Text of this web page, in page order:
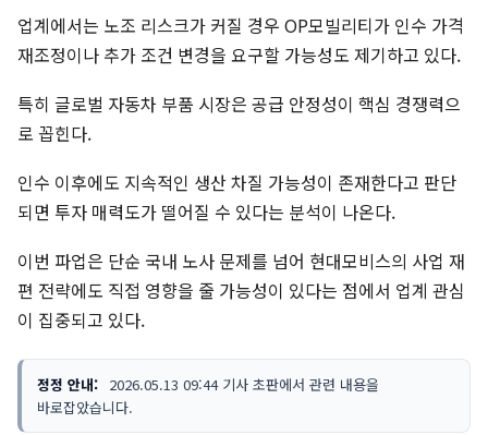
업계에서는 노조 리스크가 커질 경우 OP모빌리티가 인수 가격
재조정이나 추가 조건 변경을 요구할 가능성도 제기하고 있다.
특히 글로벌 자동차 부품 시장은 공급 안정성이 핵심 경쟁력으
로 꼽힌다.
인수 이후에도 지속적인 생산 차질 가능성이 존재한다고 판단
되면 투자 매력도가 떨어질 수 있다는 분석이 나온다.
이번 파업은 단순 국내 노사 문제를 넘어 현대모비스의 사업 재
편 전략에도 직접 영향을 줄 가능성이 있다는 점에서 업계 관심
이 집중되고 있다.
정정 안내: 2026.05.13 09:44 기사 초판에서 관련 내용을
바로잡았습니다.